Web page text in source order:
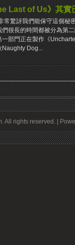
Last of Us》其
常驚訝我們能保守這個秘
們很長的時間都被分為第
一部門正在製作《
Naughty Dog...
All rights reserved. |